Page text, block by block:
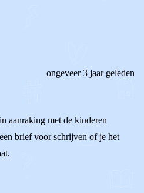
ongeveer 3 jaar geleden
aanraking met de kinderen
brief voor schrijven of je het